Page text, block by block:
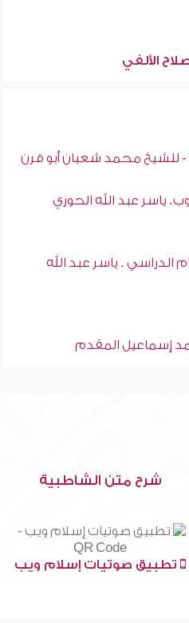
الألفي
للشيخ محمد شعبان أبو قرن
ياسر عبد الله الحوري
الدراسي . ياسر عبد الله
شرح متن الشاطبية
تطبيق صوتيات إسلام ويب